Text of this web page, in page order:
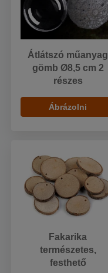
Átlátszó műanyag
gömb Ø8,5 cm 2
részes
Ábrázolni
Fakarika
természetes,
festhető